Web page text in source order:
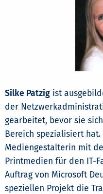
Silke Patzig ist
der
gearbeitet, bevor sie
Bereich spezialisiert
Mediengestalterin mit
Printmedien für den IT-
Auftrag von Microsoft
speziellen Projekt die